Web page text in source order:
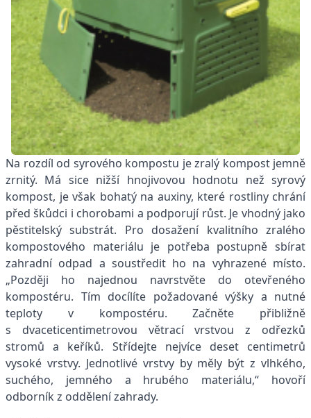
Na rozdíl od syrového kompostu je zralý kompost jemně
zrnitý. Má sice nižší hnojivovou hodnotu než syrový
kompost, je však bohatý na auxiny, které rostliny chrání
před škůdci i chorobami a podporují růst. Je vhodný jako
pěstitelský substrát. Pro dosažení kvalitního zralého
kompostového materiálu je potřeba postupně sbírat
zahradní odpad a soustředit ho na vyhrazené místo.
„Později ho najednou navrstvěte do otevřeného
kompostéru. Tím docílíte požadované výšky a nutné
teploty v kompostéru. Začněte přibližně
s dvaceticentimetrovou větrací vrstvou z odřezků
stromů a keříků. Střídejte nejvíce deset centimetrů
vysoké vrstvy. Jednotlivé vrstvy by měly být z vlhkého,
suchého, jemného a hrubého materiálu,“ hovoří
odborník z oddělení zahrady.